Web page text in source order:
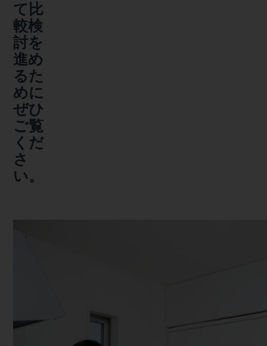
て比
較検
討を
進め
るた
めに
ぜひ
ご覧
くだ
さ
い。